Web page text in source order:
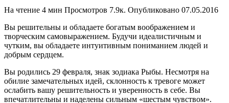
На чтение 4 мин Просмотров 7.9к. Опубликовано 07.05.2016
Вы решительны и обладаете богатым воображением и
творческим самовыражением. Будучи идеалистичным и
чутким, вы обладаете интуитивным пониманием людей и
добрым сердцем.
Вы родились 29 февраля, знак зодиака Рыбы. Несмотря на
обилие замечательных идей, склонность к тревоге может
ослабить вашу решительность и уверенность в себе. Вы
впечатлительны и наделены сильным «шестым чувством».